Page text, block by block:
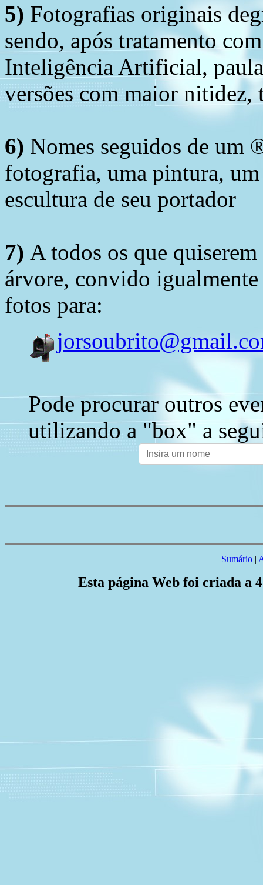
5) Fotografias originais
sendo, após tratamento
Inteligência Artificial,
versões com maior nitidez,
6) Nomes seguidos de um
fotografia, uma pintura,
escultura de seu portador
7) A todos os que
árvore, convido
fotos para:
Pode procurar outros
utilizando a "box" a
Sumário |
Esta página Web foi criada a